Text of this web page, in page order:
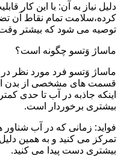
دلیل نیاز به آن: با این کار
کرده،سلامت تمام نقاط آن
توصیه می شود که بیشتر
ماساژ وَتسو چگونه است؟
ماساژ وَتسو فرد مورد نظر
قسمت های مشخصی از بدن او
اینکه جاذبه در آب تا حدی
بیشتری برخوردار است.
فواید: زمانی که در آب
تمرکز می کنید و به همین
بیشتری دست پیدا می کنید.